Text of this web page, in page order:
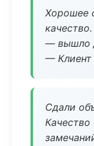
Хорошее
— вышло
— Клиент
Сдали
Качество